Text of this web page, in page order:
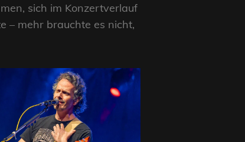
sich im Konzertverlauf
– mehr brauchte es nicht,